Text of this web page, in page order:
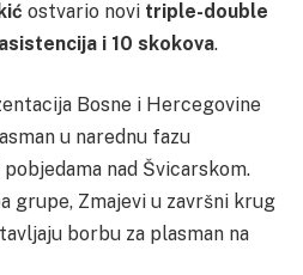
ostvario novi triple-double
i 10 skokova.
Bosne i Hercegovine
u narednu fazu
nad Švicarskom.
grupe, Zmajevi u završni krug
borbu za plasman na